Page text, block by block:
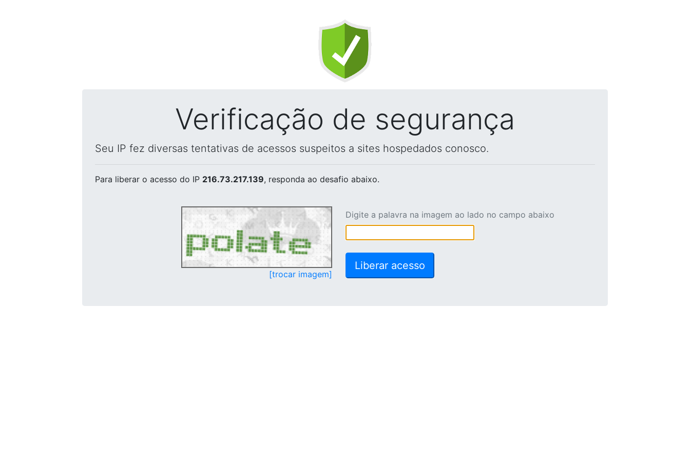
Verificação de segurança
Seu IP fez diversas tentativas de acessos suspeitos a sites hospedados conosco.
Para liberar o acesso do IP 216.73.217.139, responda ao desafio abaixo.
[trocar imagem]
Digite a palavra na imagem ao lado no campo abaixo